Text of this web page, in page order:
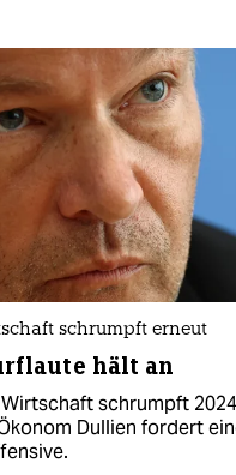
schrumpft erneut
hält an
schrumpft
Dullien fordert